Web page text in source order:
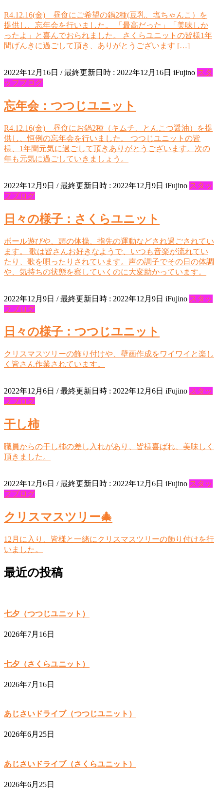
R4.12.16(金) 昼食にご希望の鍋2種(豆乳、塩ちゃんこ）を
提供し、忘年会を行いました。 「最高だった」「美味しか
ったよ」と喜んでおられました。 さくらユニットの皆様1年
間げんきに過ごして頂き、ありがとうございます […]
2022年12月16日 / 最終更新日時 : 2022年12月16日 iFujino スタ
ッフブログ
忘年会：つつじユニット
R4.12.16(金) 昼食にお鍋2種（キムチ、とんこつ醤油）を提
供し、恒例の忘年会を行いました。 つつじユニットの皆
様、1年間元気に過ごして頂きありがとうございます。次の
年も元気に過ごしていきましょう。
2022年12月9日 / 最終更新日時 : 2022年12月9日 iFujino スタッ
フブログ
日々の様子：さくらユニット
ボール遊びや、頭の体操、指先の運動などされ過ごされてい
ます。 歌は皆さんお好きなようで、いつも音楽が流れてい
たり、歌を唄ったりされています。声の調子でその日の体調
や、気持ちの状態を察していくのに大変助かっています。
2022年12月9日 / 最終更新日時 : 2022年12月9日 iFujino スタッ
フブログ
日々の様子：つつじユニット
クリスマスツリーの飾り付けや、壁画作成をワイワイと楽し
く皆さん作業されています。
2022年12月6日 / 最終更新日時 : 2022年12月6日 iFujino スタッ
フブログ
干し柿
職員からの干し柿の差し入れがあり、皆様喜ばれ、美味しく
頂きました。
2022年12月6日 / 最終更新日時 : 2022年12月6日 iFujino スタッ
フブログ
クリスマスツリー🎄
12月に入り、皆様と一緒にクリスマスツリーの飾り付けを行
いました。
最近の投稿
七夕（つつじユニット）
2026年7月16日
七夕（さくらユニット）
2026年7月16日
あじさいドライブ（つつじユニット）
2026年6月25日
あじさいドライブ（さくらユニット）
2026年6月25日